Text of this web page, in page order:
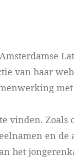
van haar
vinden. Zoals
en de
het